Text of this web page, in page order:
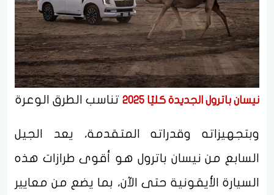
نيسان باترول الجديدة كليًا 2025 تناسب الطرق الوعرة
وبتجهيزاته وقدراته المتقدمة، يعد الجيل
السابع من نيسان باترول هو أقوى طرازات هذه
السيارة الأيقونية حتى الآن، بما يضع من معايير